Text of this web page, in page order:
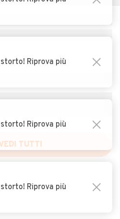
Auto usate Villafrati
TUTTI
Riprova più
Riprova più
Riprova più